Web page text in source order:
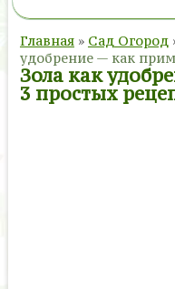
Главная » Сад Огород
удобрение — как
Зола как
3 простых